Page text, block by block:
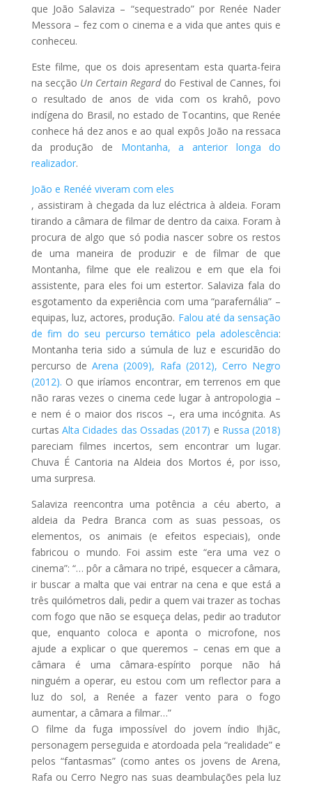
que João Salaviza – “sequestrado” por Renée Nader
Messora – fez com o cinema e a vida que antes quis e
conheceu.
Este filme, que os dois apresentam esta quarta-feira
na secção Un Certain Regard do Festival de Cannes, foi
o resultado de anos de vida com os krahô, povo
indígena do Brasil, no estado de Tocantins, que Renée
conhece há dez anos e ao qual expôs João na ressaca
da produção de Montanha, a anterior longa do
realizador.
João e Renéé viveram com eles
, assistiram à chegada da luz eléctrica à aldeia. Foram
tirando a câmara de filmar de dentro da caixa. Foram à
procura de algo que só podia nascer sobre os restos
de uma maneira de produzir e de filmar de que
Montanha, filme que ele realizou e em que ela foi
assistente, para eles foi um estertor. Salaviza fala do
esgotamento da experiência com uma “parafernália” –
equipas, luz, actores, produção. Falou até da sensação
de fim do seu percurso temático pela adolescência:
Montanha teria sido a súmula de luz e escuridão do
percurso deArena (2009), Rafa (2012), Cerro Negro
(2012). O que iríamos encontrar, em terrenos em que
não raras vezes o cinema cede lugar à antropologia –
e nem é o maior dos riscos –, era uma incógnita. As
curtasAlta Cidades das Ossadas (2017) e Russa (2018)
pareciam filmes incertos, sem encontrar um lugar.
Chuva É Cantoria na Aldeia dos Mortos é, por isso,
uma surpresa.
Salaviza reencontra uma potência a céu aberto, a
aldeia da Pedra Branca com as suas pessoas, os
elementos, os animais (e efeitos especiais), onde
fabricou o mundo. Foi assim este “era uma vez o
cinema”: “… pôr a câmara no tripé, esquecer a câmara,
ir buscar a malta que vai entrar na cena e que está a
três quilómetros dali, pedir a quem vai trazer as tochas
com fogo que não se esqueça delas, pedir ao tradutor
que, enquanto coloca e aponta o microfone, nos
ajude a explicar o que queremos – cenas em que a
câmara é uma câmara-espírito porque não há
ninguém a operar, eu estou com um reflector para a
luz do sol, a Renée a fazer vento para o fogo
aumentar, a câmara a filmar…”
O filme da fuga impossível do jovem índio Ihjãc,
personagem perseguida e atordoada pela “realidade” e
pelos “fantasmas” (como antes os jovens de Arena,
Rafa ou Cerro Negro nas suas deambulações pela luz